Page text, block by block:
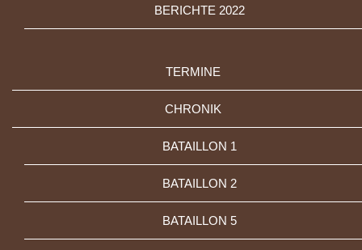
BERICHTE 2022
TERMINE
CHRONIK
BATAILLON 1
BATAILLON 2
BATAILLON 5